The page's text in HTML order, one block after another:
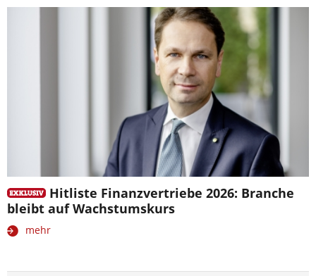
Hitliste Finanzvertriebe 2026: Branche
bleibt auf Wachstumskurs
mehr